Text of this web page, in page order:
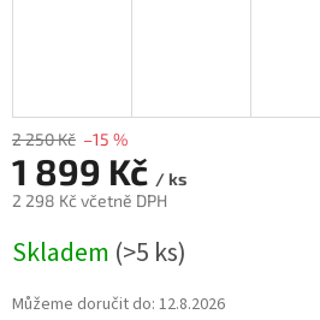
2 250 Kč –15 %
1 899 Kč / ks
2 298 Kč včetně DPH
cena:
Skladem (>5 ks)
Můžeme doručit do: 12.8.2026